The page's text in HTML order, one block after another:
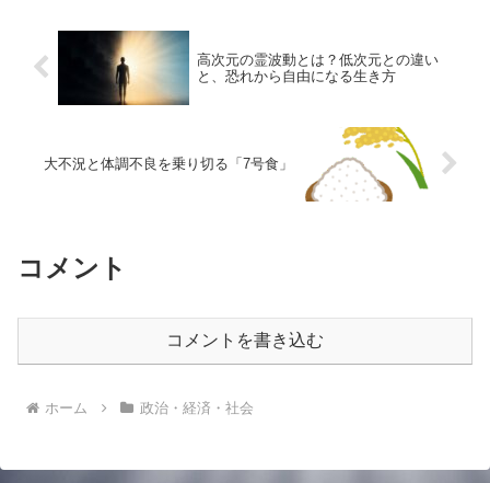
高次元の霊波動とは？低次元との違い
と、恐れから自由になる生き方
大不況と体調不良を乗り切る「7号食」
コメント
コメントを書き込む
ホーム 政治・経済・社会